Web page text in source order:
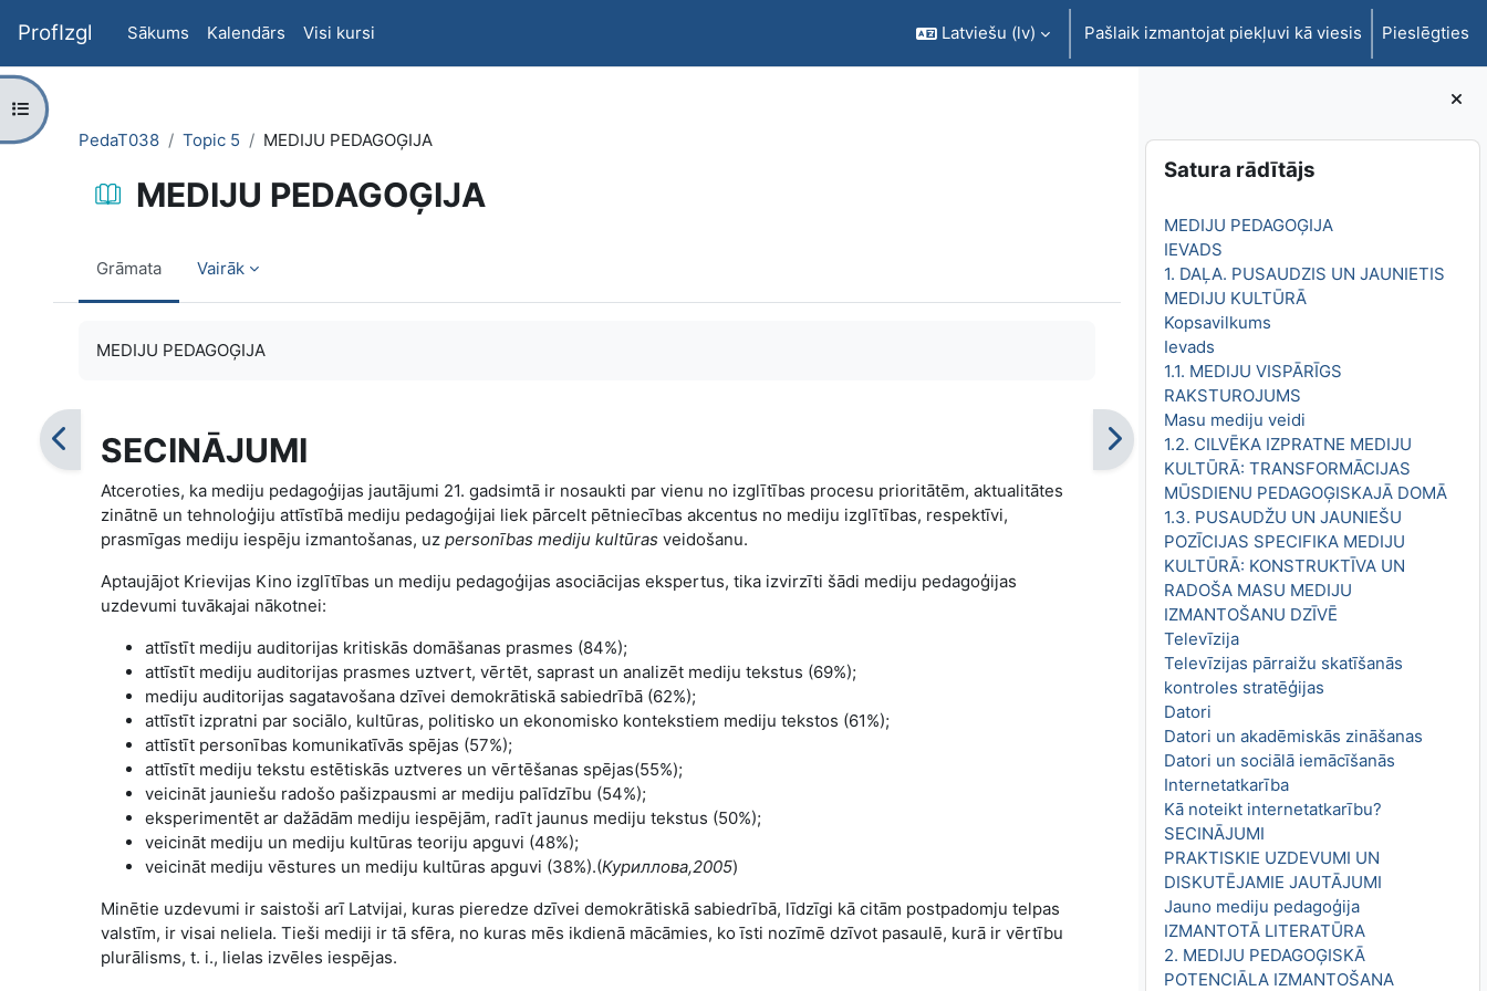
ProfIzgl Sākums Kalendārs Visi kursi Latviešu ‎(lv)‎ Pašlaik izmantojat piekļuvi kā viesis Pieslēgties
Bloki
Izlaist Satura rādītājs
Satura rādītājs
MEDIJU PEDAGOĢIJA
IEVADS
1. DAĻA. PUSAUDZIS UN JAUNIETIS
MEDIJU KULTŪRĀ
Kopsavilkums
Ievads
1.1. MEDIJU VISPĀRĪGS
RAKSTUROJUMS
Masu mediju veidi
1.2. CILVĒKA IZPRATNE MEDIJU
KULTŪRĀ: TRANSFORMĀCIJAS
MŪSDIENU PEDAGOĢISKAJĀ DOMĀ
1.3. PUSAUDŽU UN JAUNIEŠU
POZĪCIJAS SPECIFIKA MEDIJU
KULTŪRĀ: KONSTRUKTĪVA UN
RADOŠA MASU MEDIJU
IZMANTOŠANU DZĪVĒ
Televīzija
Televīzijas pārraižu skatīšanās
kontroles stratēģijas
Datori
Datori un akadēmiskās zināšanas
Datori un sociālā iemācīšanās
Internetatkarība
Kā noteikt internetatkarību?
SECINĀJUMI
PRAKTISKIE UZDEVUMI UN
DISKUTĒJAMIE JAUTĀJUMI
Jauno mediju pedagoģija
IZMANTOTĀ LITERATŪRA
2. MEDIJU PEDAGOĢISKĀ
POTENCIĀLA IZMANTOŠANA
Atvērt kursu indeksu
PedaT038
Topic 5 MEDIJU PEDAGOĢIJA
MEDIJU PEDAGOĢIJA
Grāmata Vairāk
MEDIJU PEDAGOĢIJA
SECINĀJUMI
Atceroties, ka mediju pedagoģijas jautājumi 21. gadsimtā ir nosaukti par vienu no izglītības procesu prioritātēm, aktualitātes
zinātnē un tehnoloģiju attīstībā mediju pedagoģijai liek pārcelt pētniecības akcentus no mediju izglītības, respektīvi,
prasmīgas mediju iespēju izmantošanas, uz personības mediju kultūras veidošanu.
Aptaujājot Krievijas Kino izglītības un mediju pedagoģijas asociācijas ekspertus, tika izvirzīti šādi mediju pedagoģijas
uzdevumi tuvākajai nākotnei:
attīstīt mediju auditorijas kritiskās domāšanas prasmes (84%);
attīstīt mediju auditorijas prasmes uztvert, vērtēt, saprast un analizēt mediju tekstus (69%);
mediju auditorijas sagatavošana dzīvei demokrātiskā sabiedrībā (62%);
attīstīt izpratni par sociālo, kultūras, politisko un ekonomisko kontekstiem mediju tekstos (61%);
attīstīt personības komunikatīvās spējas (57%);
attīstīt mediju tekstu estētiskās uztveres un vērtēšanas spējas(55%);
veicināt jauniešu radošo pašizpausmi ar mediju palīdzību (54%);
eksperimentēt ar dažādām mediju iespējām, radīt jaunus mediju tekstus (50%);
veicināt mediju un mediju kultūras teoriju apguvi (48%);
veicināt mediju vēstures un mediju kultūras apguvi (38%).(Куриллова,2005)
Minētie uzdevumi ir saistoši arī Latvijai, kuras pieredze dzīvei demokrātiskā sabiedrībā, līdzīgi kā citām postpadomju telpas
valstīm, ir visai neliela. Tieši mediji ir tā sfēra, no kuras mēs ikdienā mācāmies, ko īsti nozīmē dzīvot pasaulē, kurā ir vērtību
plurālisms, t. i., lielas izvēles iespējas.